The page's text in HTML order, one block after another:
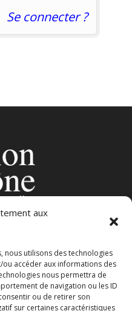
Se connecter ?
Ville
Saôneaux
nous utilisons des technologies
accéder aux informations des
nous permettra de
de navigation ou les ID
ou de retirer son
sur certaines caractéristiques